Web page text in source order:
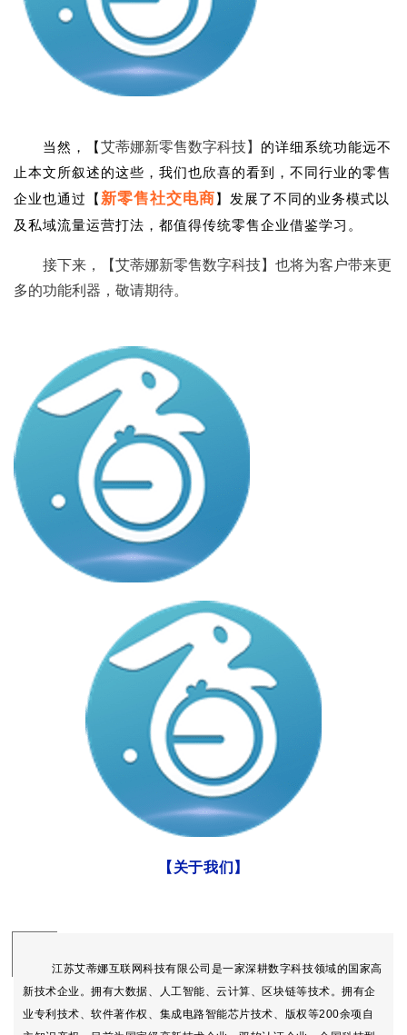
当然，【艾蒂娜新零售数字科技】 的详细系统功能远不
止本文所叙述的这些，我们也欣喜的看到，不同行业的零售
企业也通过【新零售社交电商】发展了不同的业务模式以
及私域流量运营打法，都值得传统零售企业借鉴学习。
接下来，【艾蒂娜新零售数字科技】也将为客户带来更
多的功能利器，敬请期待。
【关于我们 】
江苏艾蒂娜互联网科技有限公司是一家深耕数字科技领域的国家高
新技术企业。拥有大数据、人工智能、云计算、区块链等技术。拥有企
业专利技术、软件著作权、集成电路智能芯片技术、版权等200余项自